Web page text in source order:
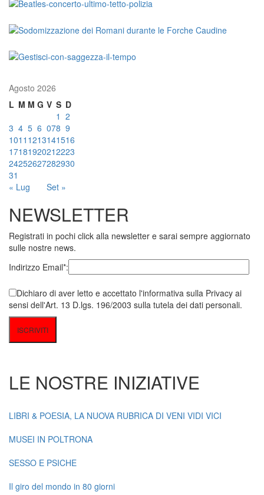
Agosto 2026
L M M G V S D
« Lug Set »
1 2
3 4 5 6 078 9
1011 1213141516
17181920212223
24252627282930
31
NEWSLETTER
Registrati in pochi click alla newsletter e sarai sempre aggiornato
sulle nostre news.
Indirizzo Email*:
Dichiaro di aver letto e accettato l'informativa sulla Privacy ai
sensi dell'Art. 13 D.lgs. 196/2003 sulla tutela dei dati personali.
LE NOSTRE INIZIATIVE
LIBRI & POESIA, LA NUOVA RUBRICA DI VENI VIDI VICI
MUSEI IN POLTRONA
SESSO E PSICHE
Il giro del mondo in 80 giorni